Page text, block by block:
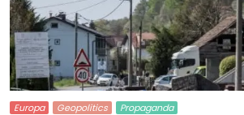
Europa Geopolitics Propaganda